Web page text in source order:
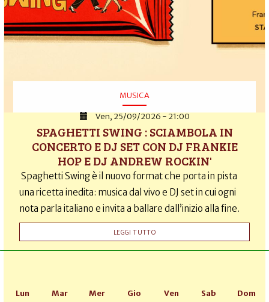
MUSICA
Ven, 25/09/2026 - 21:00
SPAGHETTI SWING : SCIAMBOLA IN
CONCERTO E DJ SET CON DJ FRANKIE
HOP E DJ ANDREW ROCKIN'
Spaghetti Swing è il nuovo format che porta in pista
una ricetta inedita: musica dal vivo e DJ set in cui ogni
nota parla italiano e invita a ballare dall’inizio alla fine.
LEGGI TUTTO
Lun Mar Mer Gio Ven Sab Dom